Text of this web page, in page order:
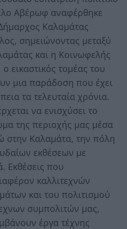
Αβέρωφ αναφέρθηκε
Καλαμάτας
σημειώνοντας μεταξύ
και η Κοινωφελής
εικαστικός τομέας του
μια παράδοση που έχει
τα τελευταία χρόνια.
να ενισχύσει το
της περιοχής μας μέσα
στην Καλαμάτα, την πόλη
εκθέσεων με
Εκθέσεις που
καλλιτεχνών
και του πολιτισμού
συμπολιτών μας,
έργα τέχνης